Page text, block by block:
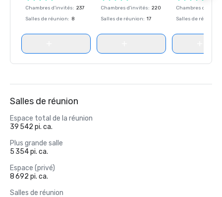
reçu le « Best of Award of Excellence »
Chambres d'invités: 237
Salles de réunion: 8
Chambres d'invités: 220
Salles de réunion: 17
Chambres
Salles de réunion
Salles de réunion
Espace total de la réunion
39 542 pi. ca.
Plus grande salle
5 354 pi. ca.
Espace (privé)
8 692 pi. ca.
Salles de réunion